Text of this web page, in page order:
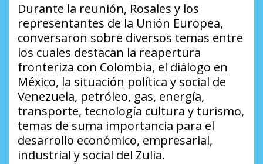
Durante la reunión, Rosales y los
representantes de la Unión Europea,
conversaron sobre diversos temas entre
los cuales destacan la reapertura
fronteriza con Colombia, el diálogo en
México, la situación política y social de
Venezuela, petróleo, gas, energía,
transporte, tecnología cultura y turismo,
temas de suma importancia para el
desarrollo económico, empresarial,
industrial y social del Zulia.